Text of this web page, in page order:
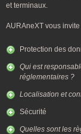
et terminaux.
AURAneXT vous
Protection des
Qui est
réglementaires ?
Localisation et
Sécurité
Quelles sont les